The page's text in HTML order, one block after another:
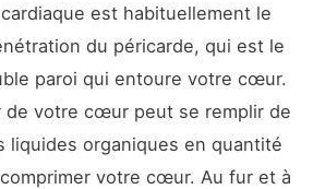
est habituellement le
du péricarde, qui est le
paroi qui entoure votre cœur.
de votre cœur peut se remplir de
liquides organiques en quantité
votre cœur. Au fur et à